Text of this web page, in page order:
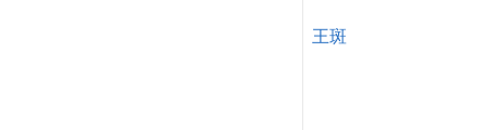
王斑